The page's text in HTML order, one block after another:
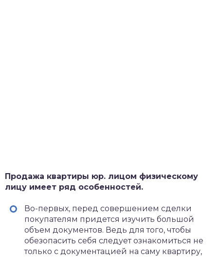
Продажа квартиры юр. лицом физическому
лицу имеет ряд особенностей.
Во-первых, перед совершением сделки
покупателям придется изучить большой
объем документов. Ведь для того, чтобы
обезопасить себя следует ознакомиться не
только с документацией на саму квартиру,